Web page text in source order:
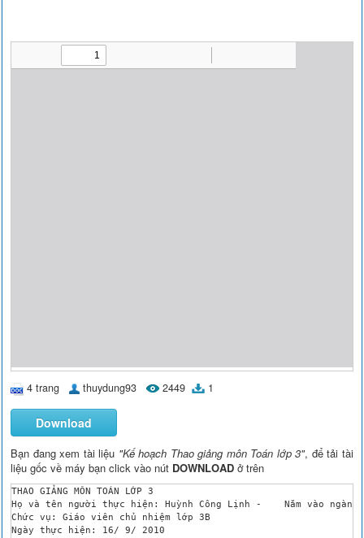
4 trang thuydung93 2449 1
Download
Bạn đang xem tài liệu "Kế hoạch Thao giảng môn Toán lớp 3", để tải tài
liệu gốc về máy bạn click vào nút DOWNLOAD ở trên
THAO GIẢNG MÔN TOÁN LỚP 3
Họ và tên người thực hiện: Huỳnh Công Lịnh -	Năm vào ngành 2000.
Chức vụ: Giáo viên chủ nhiệm lớp 3B
Ngày thực hiện: 16/ 9/ 2010